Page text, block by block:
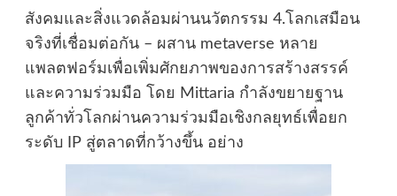
สังคมและสิ่งแวดล้อมผ่านนวัตกรรม 4.โลกเสมือน
จริงที่เชื่อมต่อกัน – ผสาน metaverse หลาย
แพลตฟอร์มเพื่อเพิ่มศักยภาพของการสร้างสรรค์
และความร่วมมือ โดย Mittaria กำลังขยายฐาน
ลูกค้าทั่วโลกผ่านความร่วมมือเชิงกลยุทธ์เพื่อยก
ระดับ IP สู่ตลาดที่กว้างขึ้น อย่าง